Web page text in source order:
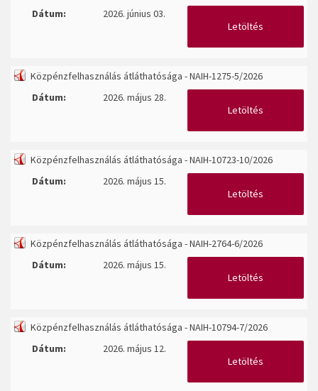
Dátum:
2026. június 03.
Letöltés
Közpénzfelhasználás átláthatósága - NAIH-1275-5/2026
Dátum:
2026. május 28.
Letöltés
Közpénzfelhasználás átláthatósága - NAIH-10723-10/2026
Dátum:
2026. május 15.
Letöltés
Közpénzfelhasználás átláthatósága - NAIH-2764-6/2026
Dátum:
2026. május 15.
Letöltés
Közpénzfelhasználás átláthatósága - NAIH-10794-7/2026
Dátum:
2026. május 12.
Letöltés